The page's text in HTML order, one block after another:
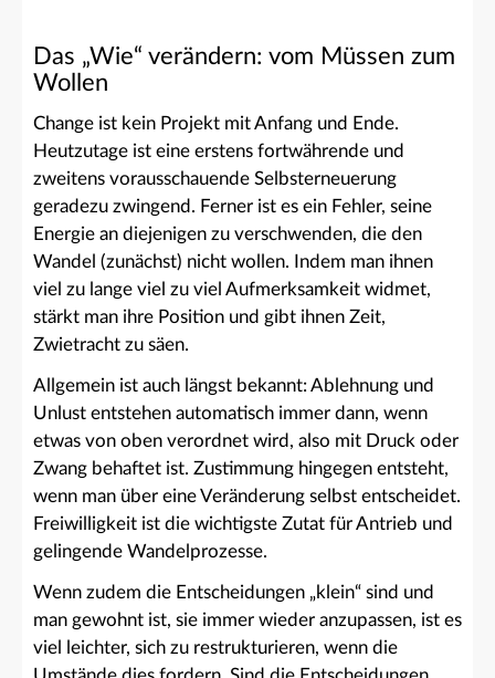
Das „Wie“ verändern: vom Müssen zum
Wollen
Change ist kein Projekt mit Anfang und Ende.
Heutzutage ist eine erstens fortwährende und
zweitens vorausschauende Selbsterneuerung
geradezu zwingend. Ferner ist es ein Fehler, seine
Energie an diejenigen zu verschwenden, die den
Wandel (zunächst) nicht wollen. Indem man ihnen
viel zu lange viel zu viel Aufmerksamkeit widmet,
stärkt man ihre Position und gibt ihnen Zeit,
Zwietracht zu säen.
Allgemein ist auch längst bekannt: Ablehnung und
Unlust entstehen automatisch immer dann, wenn
etwas von oben verordnet wird, also mit Druck oder
Zwang behaftet ist. Zustimmung hingegen entsteht,
wenn man über eine Veränderung selbst entscheidet.
Freiwilligkeit ist die wichtigste Zutat für Antrieb und
gelingende Wandelprozesse.
Wenn zudem die Entscheidungen „klein“ sind und
man gewohnt ist, sie immer wieder anzupassen, ist es
viel leichter, sich zu restrukturieren, wenn die